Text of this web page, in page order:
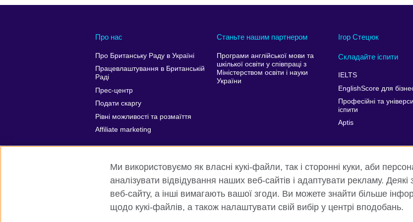
Про нас
Про Британську Раду в Україні
Працевлаштування в Британській
Раді
Прес-центр
Подати скаргу
Рівні можливості та розмаїття
Affiliate marketing
Станьте нашим партнером
Програми англійської мови та
шкілької освіти у співпраці з
Міністерством освіти і науки
України
Ігор Стецюк
Складайте іспити
IELTS
EnglishScore для
Професійні та
іспити
Aptis
Всесвітня Британська Рада Приватність та умови користування Куки Карта сайту
Ми використовуємо як власні кукі-файли, так і сторонні куки, аби
аналізувати відвідування наших веб-сайтів і адаптувати рекламу. Деякі
веб-сайту, а інші вимагають вашої згоди. Ви можете знайти більше
щодо кукі-файлів, а також налаштувати свій вибір у центрі вподобань.